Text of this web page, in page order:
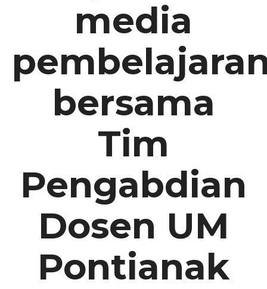
media
bersama
Tim
Pengabdian
Dosen UM
Pontianak